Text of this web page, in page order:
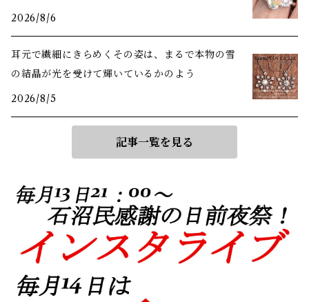
しさ
2026/8/6
耳元で繊細にきらめくその姿は、まるで本物の雪
の結晶が光を受けて輝いているかのよう
2026/8/5
記事一覧を見る